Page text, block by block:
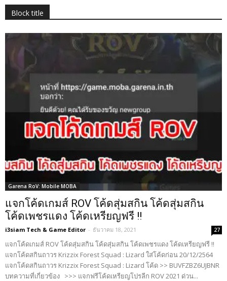
Block title
Garena RoV: Mobile MOBA
แจกโค้ดเกมส์ ROV โค้ดสุ่มสกิน โค้ดสุ่มสกิน
โค้ดเพชรแดง โค้ดเหรียญฟรี !!
i3siam Tech & Game Editor - ธันวาคม 18, 2021 27
แจกโค้ดเกมส์ ROV โค้ดสุ่มสกิน โค้ดสุ่มสกิน โค้ดเพชรแดง โค้ดเหรียญฟรี !!
แจกโค้ดสกินถาวร Krizzix Forest Squad : Lizard ใส่โค้ดก่อน 20/12/2564
แจกโค้ดสกินถาวร Krizzix Forest Squad : Lizard โค้ด >> BUVFZBZ6UJBNR
บทความที่เกี่ยวข้อง >>> แจกฟรีโค้ดเหรียญโปรลีก ROV 2021 ด่วน...